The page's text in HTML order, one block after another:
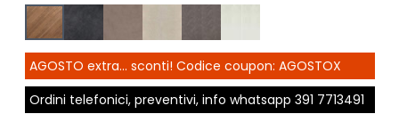
AGOSTO extra... sconti! Codice coupon: AGOSTOX
Ordini telefonici, preventivi, info whatsapp 391 7713491